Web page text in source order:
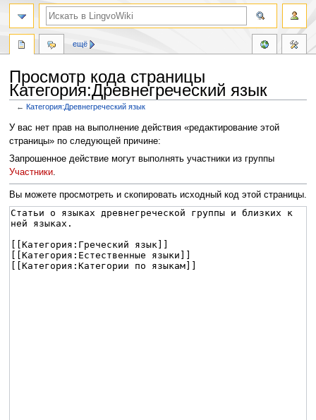
Просмотр кода страницы
Категория:Древнегреческий язык
←Категория:Древнегреческий язык
Перейти
к
навигации
Перейти
к
поиску
У вас нет прав на выполнение действия «редактирование этой
страницы» по следующей причине:
Запрошенное действие могут выполнять участники из группы
Участники.
Вы можете просмотреть и скопировать исходный код этой страницы.
ещё